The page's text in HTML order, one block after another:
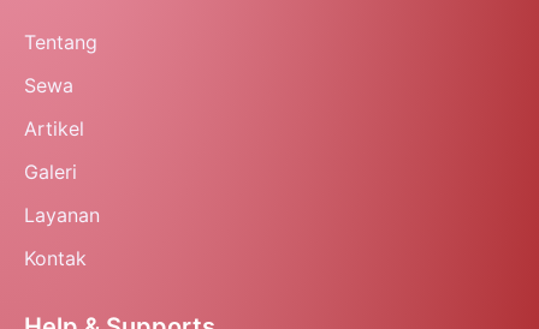
Tentang
Sewa
Artikel
Galeri
Layanan
Kontak